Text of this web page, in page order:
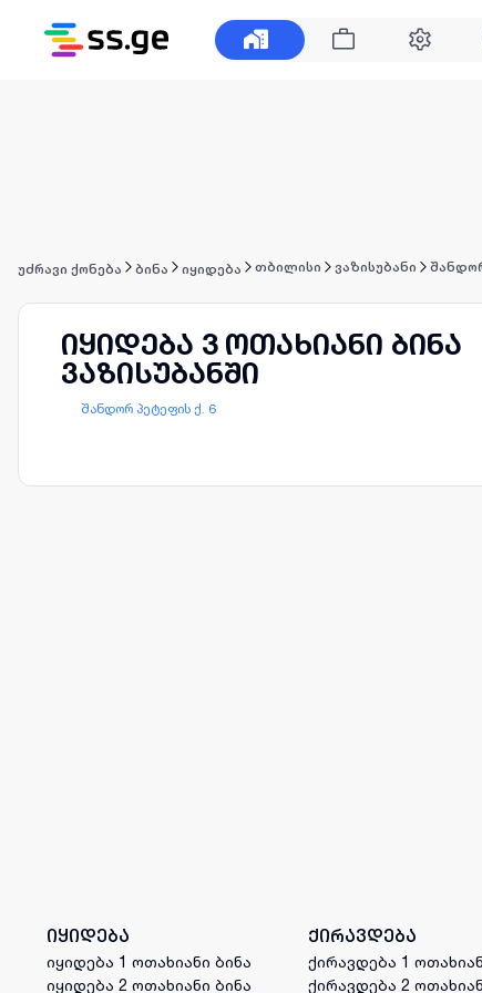
უძრავი ქონება ბინა იყიდება თბილისი ვაზისუბანი
იყიდება 3 ოთახიანი ბინა
ვაზისუბანში
შანდორ პეტეფის ქ. 6
იყიდება
იყიდება 1 ოთახიანი ბინა
იყიდება 2 ოთახიანი ბინა
ქირავდება
ქირავდება 1
ქირავდება 2